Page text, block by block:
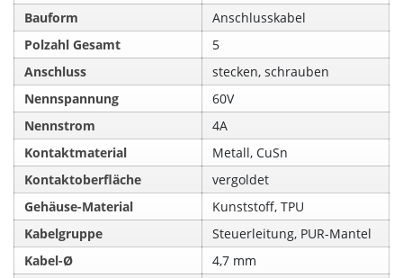
Bauform
Anschlusskabel
Polzahl Gesamt
5
Anschluss
stecken, schrauben
Nennspannung
60V
Nennstrom
4A
Kontaktmaterial
Metall, CuSn
Kontaktoberfläche
vergoldet
Gehäuse-Material
Kunststoff, TPU
Kabelgruppe
Steuerleitung, PUR-Mantel
Kabel-Ø
4,7 mm